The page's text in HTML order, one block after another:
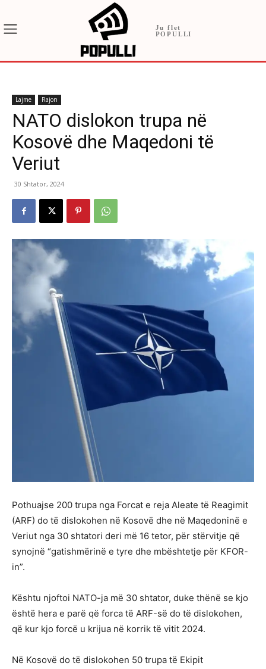
Ju flet
POPULLI
Lajme Rajon
NATO dislokon trupa në
Kosovë dhe Maqedoni të
Veriut
30 Shtator, 2024
Pothuajse 200 trupa nga Forcat e reja Aleate të Reagimit
(ARF) do të dislokohen në Kosovë dhe në Maqedoninë e
Veriut nga 30 shtatori deri më 16 tetor, për stërvitje që
synojnë “gatishmërinë e tyre dhe mbështetje për KFOR-
in”.
Kështu njoftoi NATO-ja më 30 shtator, duke thënë se kjo
është hera e parë që forca të ARF-së do të dislokohen,
që kur kjo forcë u krijua në korrik të vitit 2024.
Në Kosovë do të dislokohen 50 trupa të Ekipit